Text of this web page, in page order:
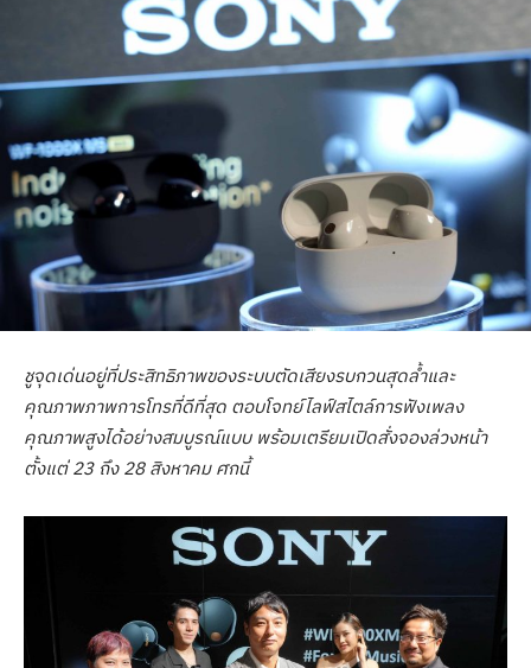
ชูจุดเด่นอยู่ที่ประสิทธิภาพของระบบตัดเสียงรบกวนสุดล้ำและ
คุณภาพภาพการโทรที่ดีที่สุด ตอบโจทย์ไลฟ์สไตล์การฟังเพลง
คุณภาพสูงได้อย่างสมบูรณ์แบบ พร้อมเตรียมเปิดสั่งจองล่วงหน้า
ตั้งแต่ 23 ถึง 28 สิงหาคม ศกนี้